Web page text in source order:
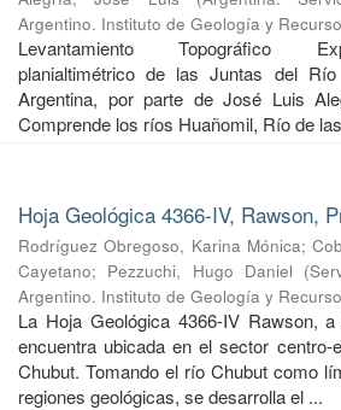
Argentino. Instituto de Geología y
Levantamiento Topográfico
planialtimétrico de las Juntas del
Argentina, por parte de José Luis
Comprende los ríos Huañomil, Río de
Hoja Geológica 4366-IV, Rawson,
Rodríguez Obregoso, Karina Mónica;
Cayetano; Pezzuchi, Hugo Daniel (
Argentino. Instituto de Geología y
La Hoja Geológica 4366-IV Rawson,
encuentra ubicada en el sector
Chubut. Tomando el río Chubut como
regiones geológicas, se desarrolla el ...